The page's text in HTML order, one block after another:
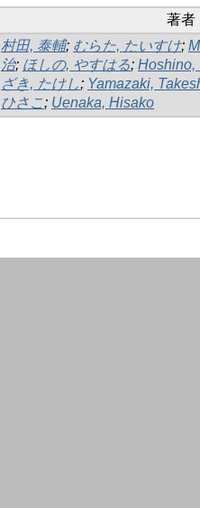
著者
村田, 泰輔; むらた, たいすけ;
治; ほしの, やすはる; Hoshino,
ざき, たけし; Yamazaki,
ひさこ; Uenaka, Hisako